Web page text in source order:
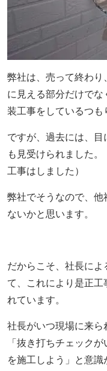
弊社は、売って終わり
に見える部分だけで
装工事をしているつも
ですが、過去には、
も見受けられました
工事はしました）
弊社でそうなので、
ないかと思います。
だからこそ、社長に
て、これにより是正
れています。
社長がいつ現場に来
「抜き打ちチェック
を施工しよう」と意